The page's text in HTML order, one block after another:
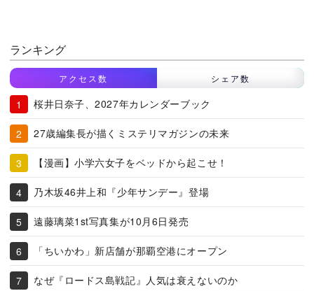
ランキング
アクセス数 シェア数
桜井日奈子、2027年カレンダーブック
27歳編集長が描くミステリマガジンの未来
【漫画】小学六女子をベッドから起こせ！
乃木坂46井上和『少年サンデー』登場
遠藤璃菜1st写真集が10月6日発売
「ちいかわ」新店舗が那覇空港にオープン
なぜ『ロードス島戦記』人気は衰えないのか